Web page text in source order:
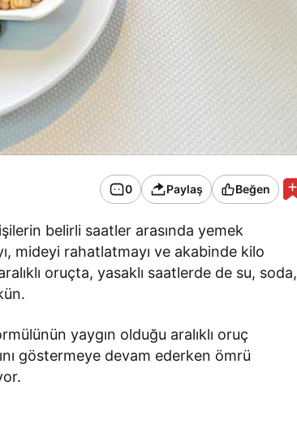
0 Paylaş Beğen
belirli saatler arasında yemek
mideyi rahatlatmayı ve akabinde kilo
oruçta, yasaklı saatlerde de su, soda,
yaygın olduğu aralıklı oruç
göstermeye devam ederken ömrü